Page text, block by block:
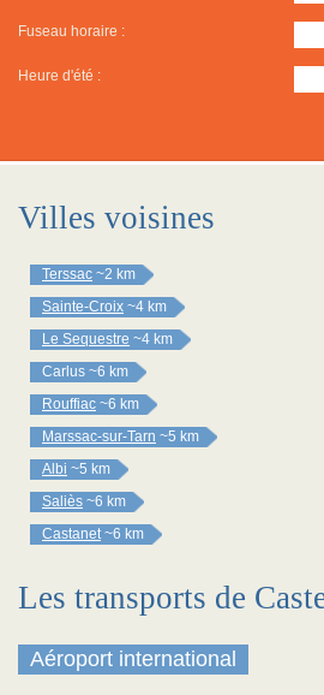
Fuseau horaire :
Heure d'été :
Villes voisines
Terssac ~2 km
Sainte-Croix ~4 km
Le Sequestre ~4 km
Carlus ~6 km
Rouffiac ~6 km
Marssac-sur-Tarn ~5 km
Albi ~5 km
Saliès ~6 km
Castanet ~6 km
Les transports de
Aéroport international